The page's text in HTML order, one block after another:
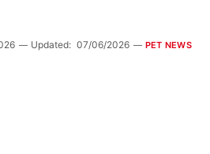
Updated: 07/06/2026 PET NEWS